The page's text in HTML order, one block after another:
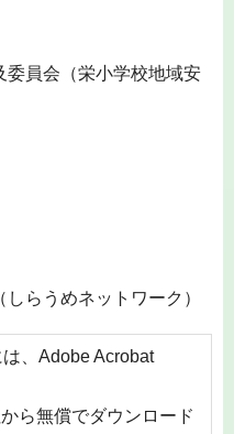
委員会（栄小学校地域安
らうめネットワーク）
、Adobe Acrobat
ら無償でダウンロード